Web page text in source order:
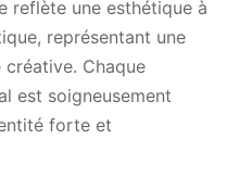
reflète une esthétique à
représentant une
Chaque
est soigneusement
forte et